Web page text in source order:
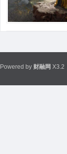
Powered by 财融网 X3.2